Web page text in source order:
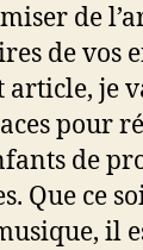
de
de vos
article, je
pour
de
Que ce
il